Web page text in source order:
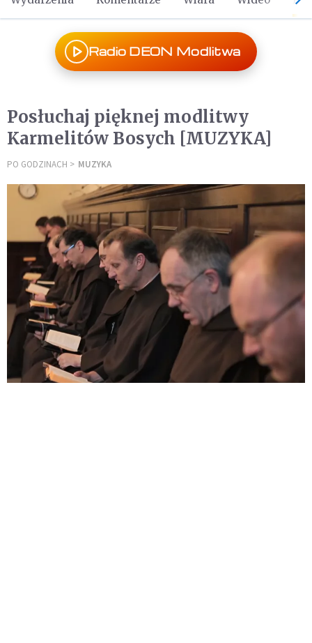
Radio DEON Modlitwa
Posłuchaj pięknej modlitwy
Karmelitów Bosych [MUZYKA]
PO GODZINACH MUZYKA